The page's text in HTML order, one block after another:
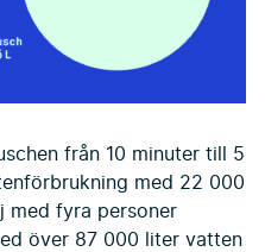
från 10 minuter till 5
med 22 000
med fyra personer
över 87 000 liter vatten